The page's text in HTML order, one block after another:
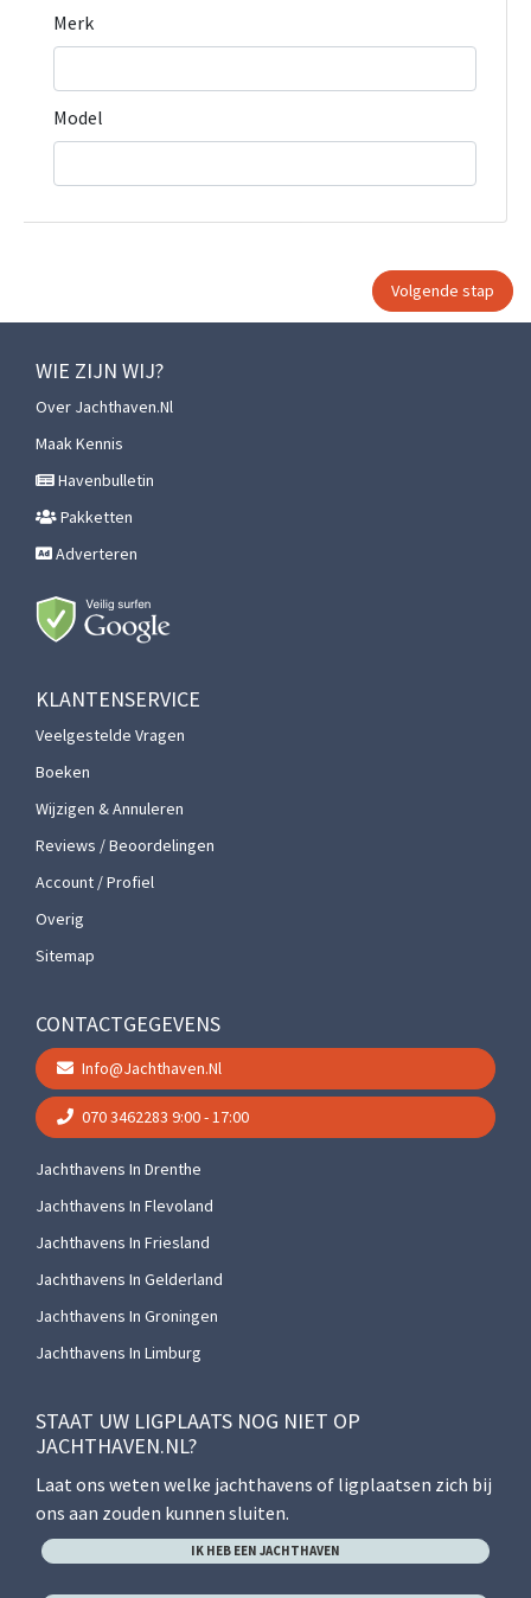
Merk
Model
WIE ZIJN WIJ?
Over Jachthaven.nl
Maak Kennis
Havenbulletin
Pakketten
Adverteren
KLANTENSERVICE
Veelgestelde Vragen
Boeken
Wijzigen & Annuleren
Reviews / Beoordelingen
Account / Profiel
Overig
Sitemap
CONTACTGEGEVENS
Info@jachthaven.nl
070 3462283 9:00 - 17:00
Jachthavens In Drenthe
Jachthavens In Flevoland
Jachthavens In Friesland
Jachthavens In Gelderland
Jachthavens In Groningen
Jachthavens In Limburg
STAAT UW LIGPLAATS NOG NIET OP
JACHTHAVEN.NL?
Laat ons weten welke jachthavens of ligplaatsen zich bij
ons aan zouden kunnen sluiten.
IK HEB EEN JACHTHAVEN